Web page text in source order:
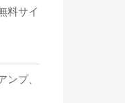
料サイ
ンプ、